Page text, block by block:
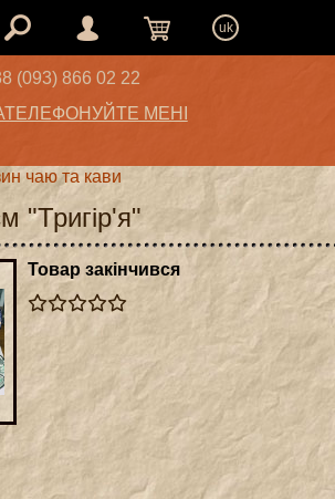
uk
(093) 866 02 22
МЕНІ
чаю та кави
"Тригір'я"
Товар закінчився